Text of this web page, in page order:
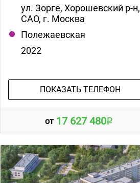
ул. Зорге, Хорошевский р-н,
САО, г. Москва
Полежаевская
2022
ПОКАЗАТЬ ТЕЛЕФОН
от 17 627 480